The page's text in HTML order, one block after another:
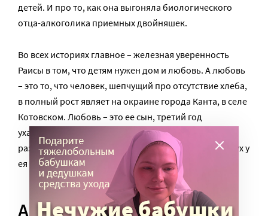
детей. И про то, как она выгоняла биологического
отца-алкоголика приемных двойняшек.
Во всех историях главное – железная уверенность
Раисы в том, что детям нужен дом и любовь. А любовь
– это то, что человек, шепчущий про отсутствие хлеба,
в полный рост являет на окраине города Канта, в селе
Котовском. Любовь – это ее сын, третий год
ухаживающий за парализованной женой,
разбирающий ее шипящий трахеостомой лепет: «Мух у
ея хооший».
Американец в Киргизии: